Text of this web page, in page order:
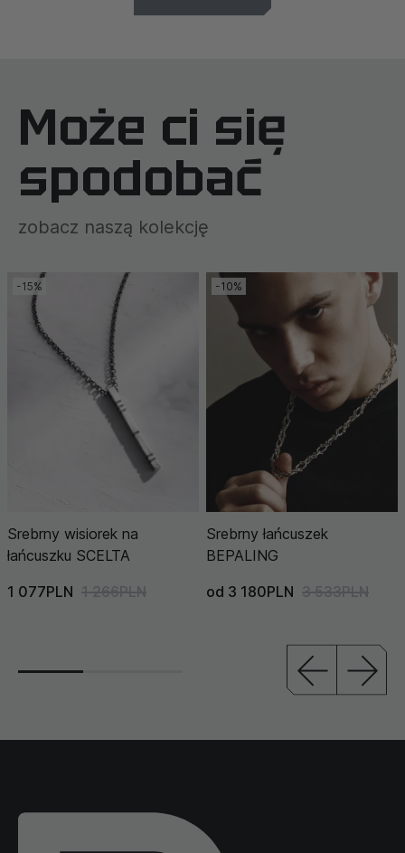
Może ci się
spodobać
zobacz naszą kolekcję
-15%
Srebrny wisiorek na
łańcuszku SCELTA
1 077PLN 1 266PLN
-10%
Srebrny łańcuszek
BEPALING
od 3 180PLN 3 533PLN